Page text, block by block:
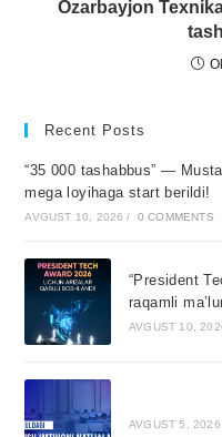
Ozarbayjon
Recent Posts
“35 000 tashabbus” —
mega loyihaga start berildi!
AVGUST 10, 2026 / 0 COMMENTS
“President
raqamli
AVGUST 10,
AVGUST 5, 2026